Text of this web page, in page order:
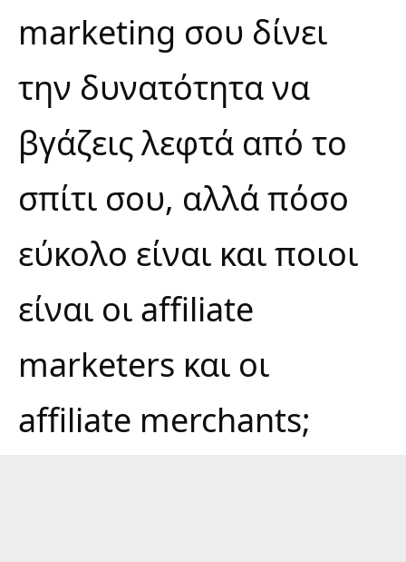
marketing σου δίνει
την δυνατότητα να
βγάζεις λεφτά από το
σπίτι σου, αλλά πόσο
εύκολο είναι και ποιοι
είναι οι affiliate
marketers και οι
affiliate merchants;